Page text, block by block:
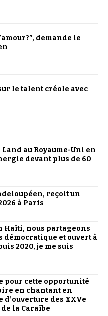
demande le
le talent créole avec
au Royaume-Uni en
devant plus de 60
reçoit un
à Paris
Haïti, nous partageons
démocratique et ouvert à
2020, je me suis
pour cette opportunité
en chantant en
des XXVe
la Caraïbe